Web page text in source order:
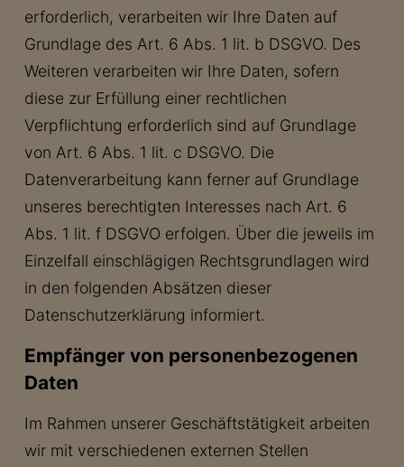
erforderlich, verarbeiten wir Ihre Daten auf
Grundlage des Art. 6 Abs. 1 lit. b DSGVO. Des
Weiteren verarbeiten wir Ihre Daten, sofern
diese zur Erfüllung einer rechtlichen
Verpflichtung erforderlich sind auf Grundlage
von Art. 6 Abs. 1 lit. c DSGVO. Die
Datenverarbeitung kann ferner auf Grundlage
unseres berechtigten Interesses nach Art. 6
Abs. 1 lit. f DSGVO erfolgen. Über die jeweils im
Einzelfall einschlägigen Rechtsgrundlagen wird
in den folgenden Absätzen dieser
Datenschutzerklärung informiert.
Empfänger von personenbezogenen
Daten
Im Rahmen unserer Geschäftstätigkeit arbeiten
wir mit verschiedenen externen Stellen